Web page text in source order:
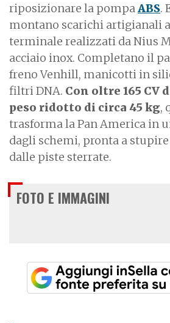
riposizionare la pompaABS.
montano scarichi artigianali
terminale realizzati da Nius
acciaio inox. Completano il
freno Venhill, manicotti in
filtri DNA. Con oltre 165 CV
peso ridotto di circa 45 kg,
trasforma la Pan America in
dagli schemi, pronta a
dalle piste sterrate.
FOTO E IMMAGINI